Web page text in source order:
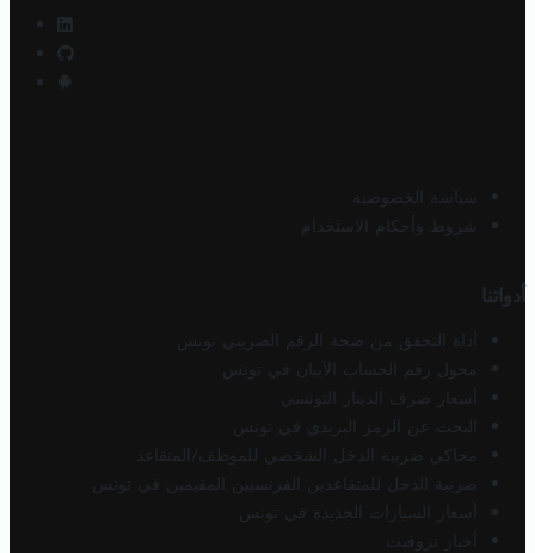
سياسة الخصوصية
شروط وأحكام الاستخدام
أدواتنا
أداة التحقق من صحة الرقم الضريبي تونس
محول رقم الحساب الآيبان في تونس
أسعار صرف الدينار التونسي
البحث عن الرمز البريدي في تونس
محاكي ضريبة الدخل الشخصي للموظف/المتقاعد
ضريبة الدخل للمتقاعدين الفرنسيين المقيمين في تونس
أسعار السيارات الجديدة في تونس
أخبار تروفيت